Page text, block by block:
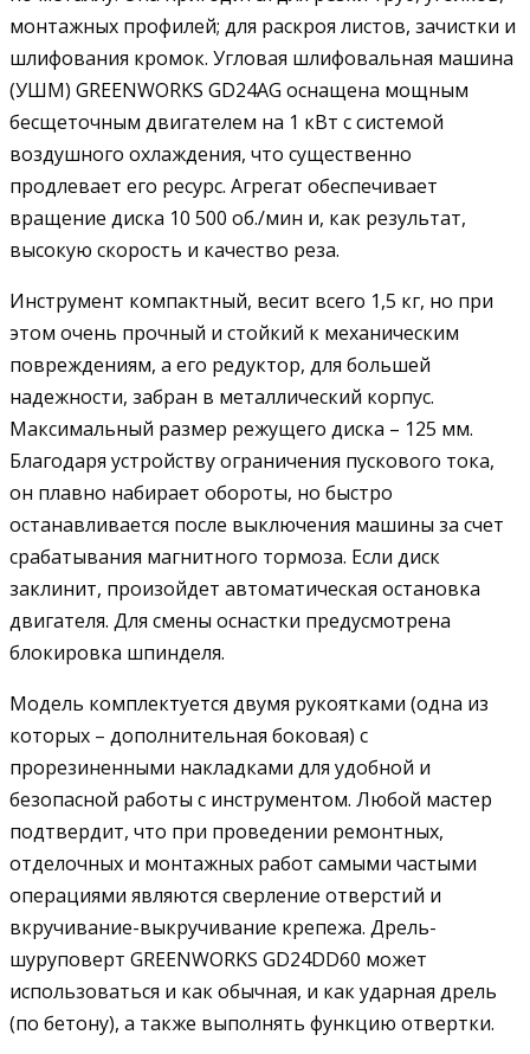
монтажных профилей; для раскроя листов, зачистки и
шлифования кромок. Угловая шлифовальная машина
(УШМ) GREENWORKS GD24AG оснащена мощным
бесщеточным двигателем на 1 кВт с системой
воздушного охлаждения, что существенно
продлевает его ресурс. Агрегат обеспечивает
вращение диска 10 500 об./мин и, как результат,
высокую скорость и качество реза.
Инструмент компактный, весит всего 1,5 кг, но при
этом очень прочный и стойкий к механическим
повреждениям, а его редуктор, для большей
надежности, забран в металлический корпус.
Максимальный размер режущего диска – 125 мм.
Благодаря устройству ограничения пускового тока,
он плавно набирает обороты, но быстро
останавливается после выключения машины за счет
срабатывания магнитного тормоза. Если диск
заклинит, произойдет автоматическая остановка
двигателя. Для смены оснастки предусмотрена
блокировка шпинделя.
Модель комплектуется двумя рукоятками (одна из
которых – дополнительная боковая) с
прорезиненными накладками для удобной и
безопасной работы с инструментом. Любой мастер
подтвердит, что при проведении ремонтных,
отделочных и монтажных работ самыми частыми
операциями являются сверление отверстий и
вкручивание-выкручивание крепежа. Дрель-
шуруповерт GREENWORKS GD24DD60 может
использоваться и как обычная, и как ударная дрель
(по бетону), а также выполнять функцию отвертки.